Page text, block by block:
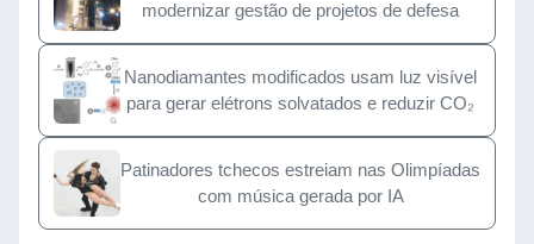
modernizar gestão de projetos de defesa
Nanodiamantes modificados usam luz visível
para gerar elétrons solvatados e reduzir CO₂
Patinadores tchecos estreiam nas Olimpíadas
com música gerada por IA